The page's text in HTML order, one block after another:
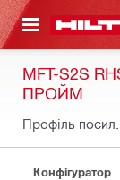
ЗМІСТУ
MFT-S2S
ПРОЙМ
Профіль
Конфігуратор